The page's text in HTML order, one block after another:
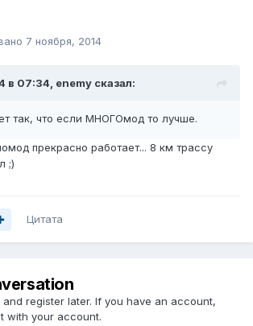
7 ноября, 2014
в 07:34, enemy сказал:
так, что если МНОГОмод то лучше.
прекрасно работает... 8 км трассу
;)
Цитата
register later. If you have an account,
with your account.